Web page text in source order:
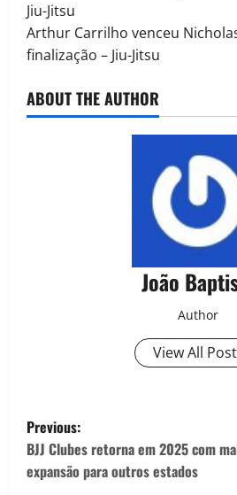
Jiu-Jitsu
Arthur Carrilho venceu
finalização – Jiu-Jitsu
ABOUT THE AUTHOR
João
Author
View All
Previous:
BJJ Clubes retorna em 2025 com
expansão para outros estados